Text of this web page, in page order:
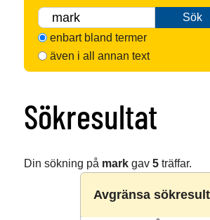
Sök
enbart bland termer
även i all annan text
Sökresultat
Din sökning på markgav 5träffar.
Avgränsa